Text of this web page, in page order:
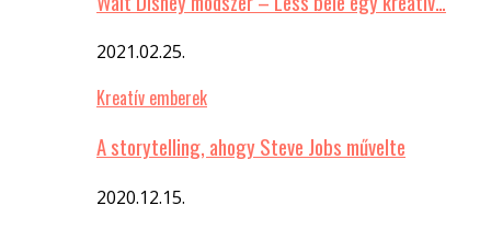
2021.02.25.
Kreatív emberek
A storytelling, ahogy Steve Jobs művelte
2020.12.15.